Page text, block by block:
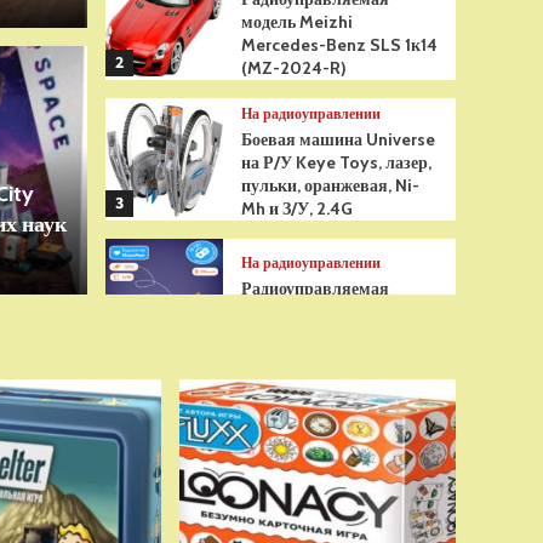
Гуджитсу
Паук Водная
наук
2
модель Meizhi
Mercedes-Benz SLS 1к14
(MZ-2024-R)
3
На радиоуправлении
Боевая машина Universe
на Р/У Keye Toys, лазер,
пульки, оранжевая, Ni-
Mh и З/У, 2.4G
На радиоуправлении
Радиоуправляемая
На радиоуправлении
Р/У танк Taigen 1/16
Panzerkampfwagen III
(Германия) HC (для ИК
танкового боя) V3 2.4G
RTR, TG3848-1HC-IR3.0